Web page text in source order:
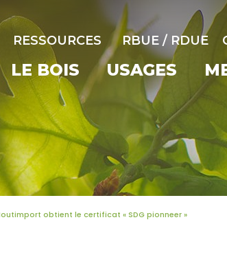
RESSOURCES RBUE / RDUE
LE BOIS USAGES
obtient le certificat « SDG pionneer »